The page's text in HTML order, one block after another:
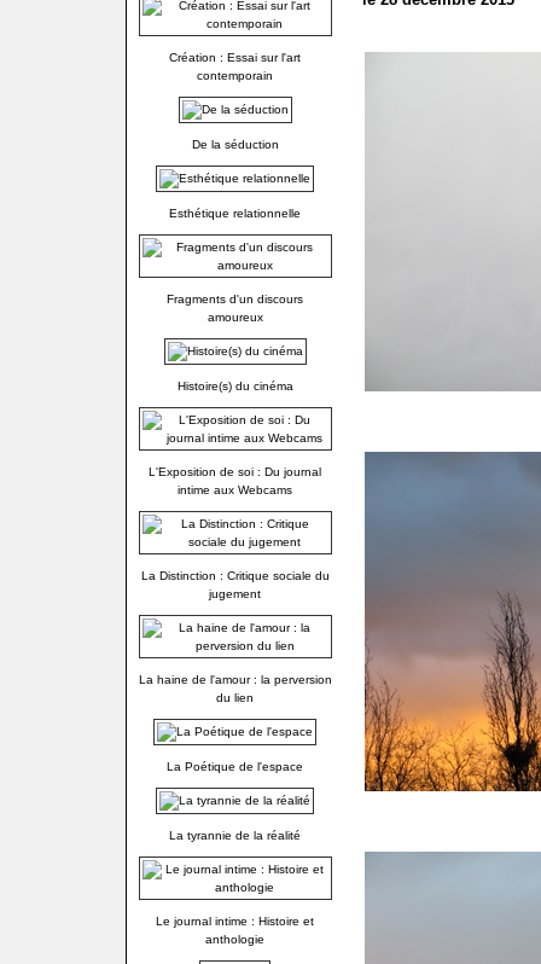
Création : Essai sur l'art
contemporain
De la séduction
Esthétique relationnelle
Fragments d'un discours
amoureux
Histoire(s) du cinéma
L'Exposition de soi : Du journal
intime aux Webcams
La Distinction : Critique sociale du
jugement
La haine de l'amour : la perversion
du lien
La Poétique de l'espace
La tyrannie de la réalité
Le journal intime : Histoire et
anthologie